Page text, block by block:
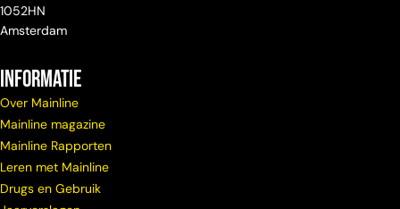
1052HN
Amsterdam
Informatie
Over Mainline
Mainline magazine
Mainline Rapporten
Leren met Mainline
Drugs en Gebruik